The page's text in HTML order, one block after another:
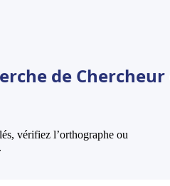
de
vérifiez l’orthographe ou